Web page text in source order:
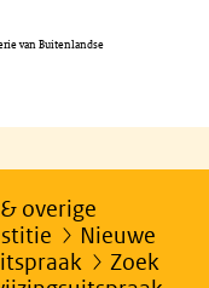
van Buitenlandse
overige
Nieuwe
Zoek